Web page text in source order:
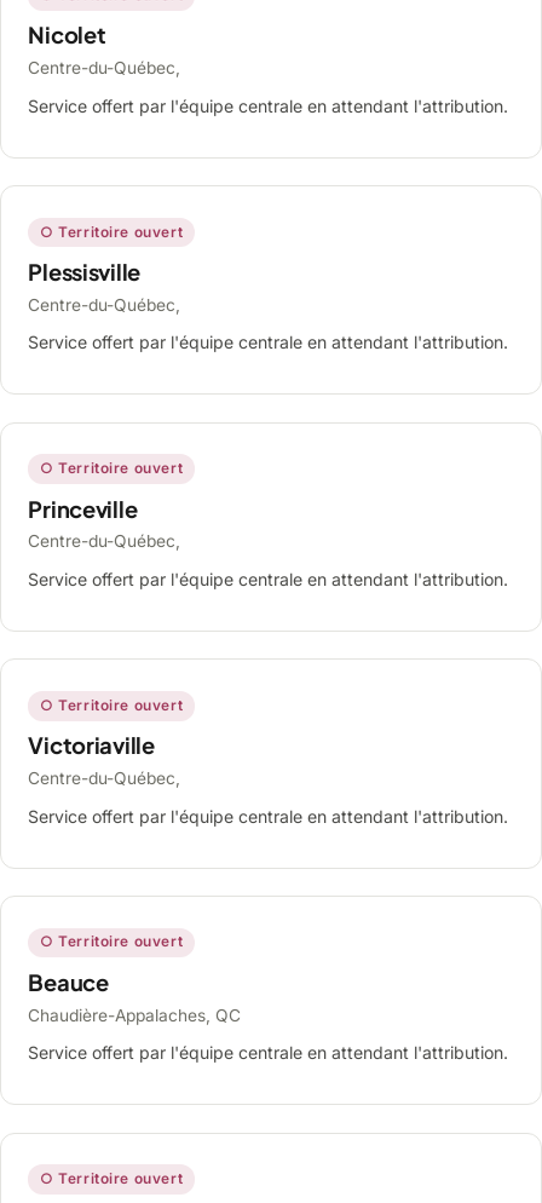
Nicolet
Centre-du-Québec,
Service offert par l'équipe centrale en attendant l'attribution.
○ Territoire ouvert
Plessisville
Centre-du-Québec,
Service offert par l'équipe centrale en attendant l'attribution.
○ Territoire ouvert
Princeville
Centre-du-Québec,
Service offert par l'équipe centrale en attendant l'attribution.
○ Territoire ouvert
Victoriaville
Centre-du-Québec,
Service offert par l'équipe centrale en attendant l'attribution.
○ Territoire ouvert
Beauce
Chaudière-Appalaches, QC
Service offert par l'équipe centrale en attendant l'attribution.
○ Territoire ouvert